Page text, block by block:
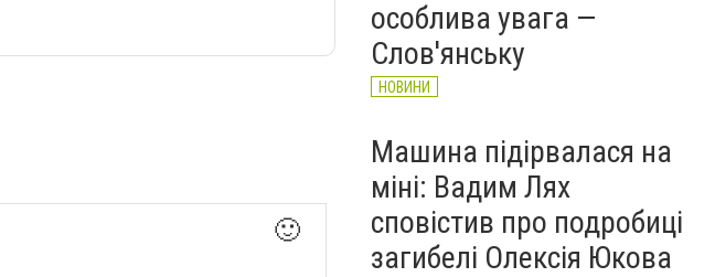
🙂
особлива увага —
Слов'янську
НОВИНИ
Машина підірвалася на
міні: Вадим Лях
сповістив про подробиці
загибелі Олексія Юкова